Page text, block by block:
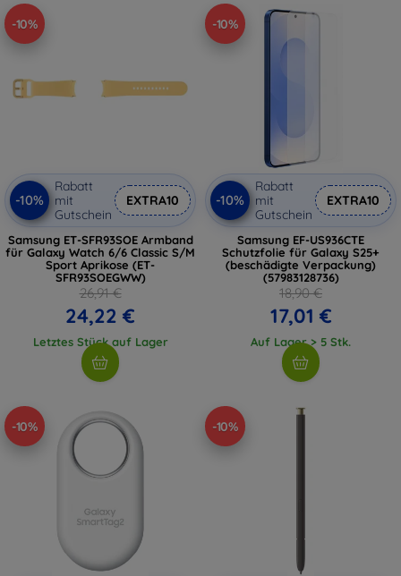
-10%
-10%
Rabatt
mit
Gutschein
EXTRA10
Samsung ET-SFR93SOE Armband
für Galaxy Watch 6/6 Classic S/M
Sport Aprikose (ET-
SFR93SOEGWW)
26,91 €
24,22 €
Letztes Stück auf Lager
-10%
-10%
Rabatt
mit
Gutschein
EXTRA10
Samsung EF-US936CTE
Schutzfolie für Galaxy S25+
(beschädigte Verpackung)
(57983128736)
18,90 €
17,01 €
Auf Lager > 5 Stk.
-10% -10%